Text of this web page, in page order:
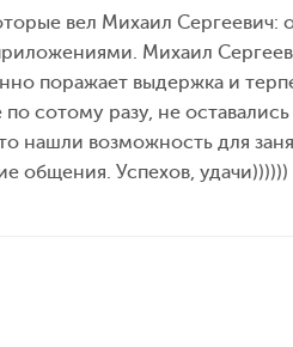
вел Михаил Сергеевич:
Михаил
поражает выдержка и
сотому разу, не
нашли возможность для
общения. Успехов, удачи))))))